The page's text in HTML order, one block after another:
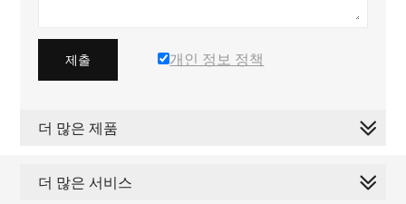
제출 개인 정보 정책
더 많은 제품
더 많은 서비스